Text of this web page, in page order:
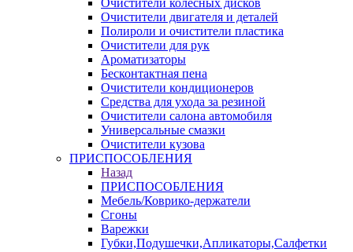
Очистители колесных дисков
Очистители двигателя и деталей
Полироли и очистители пластика
Очистители для рук
Ароматизаторы
Бесконтактная пена
Очистители кондиционеров
Средства для ухода за резиной
Очистители салона автомобиля
Универсальные смазки
Очистители кузова
ПРИСПОСОБЛЕНИЯ
Назад
ПРИСПОСОБЛЕНИЯ
Мебель/Коврико-держатели
Сгоны
Варежки
Губки,Подушечки,Апликаторы,Салфетки